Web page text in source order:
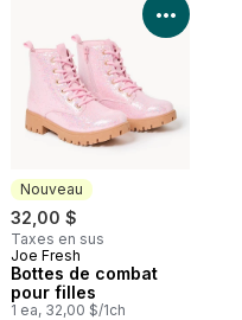
détails du produit
Nouveau
32,00 $
Taxes en sus
Nouveau
Joe Fresh
Bottes de combat
pour filles
1 ea, 32,00 $/1ch
Voir